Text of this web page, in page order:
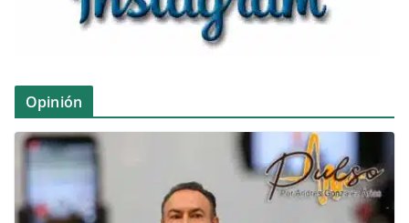
Opinión